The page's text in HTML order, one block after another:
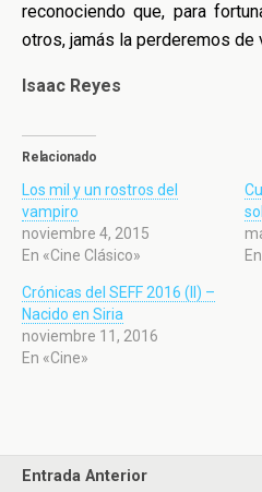
reconociendo que, para
otros, jamás la perderemos de
Isaac Reyes
Relacionado
Los mil y un rostros del
vampiro
noviembre 4, 2015
En «Cine Clásico»
Crónicas del SEFF 2016 (II) –
Nacido en Siria
noviembre 11, 2016
En «Cine»
Entrada Anterior